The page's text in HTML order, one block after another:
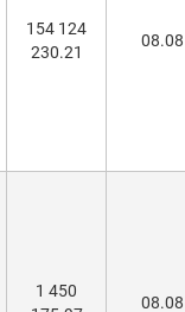
154 124
230.21
1 450